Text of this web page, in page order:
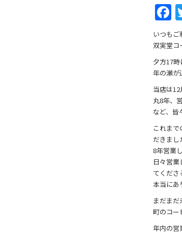
F
a
c
e
b
o
o
k
いつもご
双実堂コ
夕方17
年の瀬が
当店は12
丸8年、
など、皆
これま
だきまし
8年営業
日々営
てくださ
本当にあ
まだま
町のコー
年内の営